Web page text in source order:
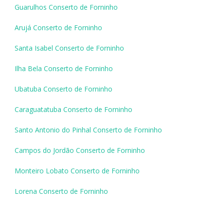
Guarulhos Conserto de Forninho
Arujá Conserto de Forninho
Santa Isabel Conserto de Forninho
Ilha Bela Conserto de Forninho
Ubatuba Conserto de Forninho
Caraguatatuba Conserto de Forninho
Santo Antonio do Pinhal Conserto de Forninho
Campos do Jordão Conserto de Forninho
Monteiro Lobato Conserto de Forninho
Lorena Conserto de Forninho